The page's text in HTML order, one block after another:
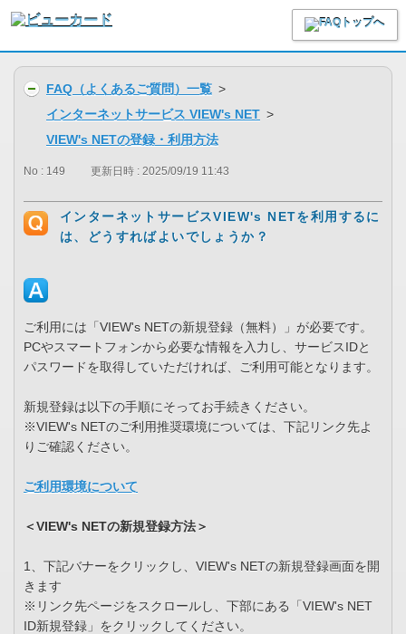
FAQ（よくあるご質問）一覧 >
インターネットサービス VIEW's NET >
VIEW's NETの登録・利用方法
No : 149 更新日時 : 2025/09/19 11:43
インターネットサービスVIEW's NETを利用するに
は、どうすればよいでしょうか？
ご利用には「VIEW's NETの新規登録（無料）」が必要です。
PCやスマートフォンから必要な情報を入力し、サービスIDと
パスワードを取得していただければ、ご利用可能となります。
新規登録は以下の手順にそってお手続きください。
※VIEW's NETのご利用推奨環境については、下記リンク先よ
りご確認ください。
ご利用環境について
＜VIEW's NETの新規登録方法＞
1、下記バナーをクリックし、VIEW's NETの新規登録画面を開
きます
※リンク先ページをスクロールし、下部にある「VIEW's NET
ID新規登録」をクリックしてください。